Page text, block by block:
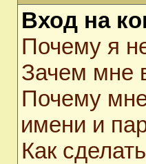
Вход на
Почему я
Зачем мне
Почему
имени и
Как